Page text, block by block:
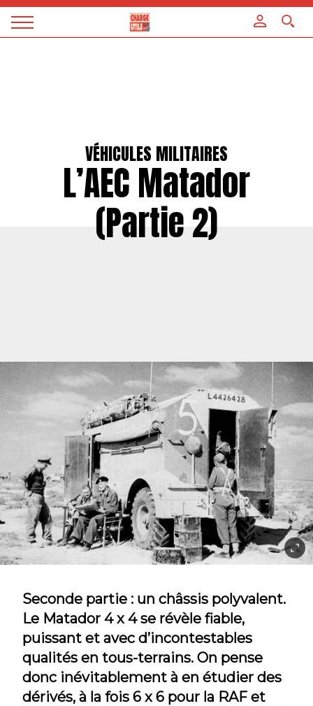
Magazine
VÉHICULES MILITAIRES
L’AEC Matador
(Partie 2)
Seconde partie : un châssis polyvalent.
Le Matador 4 x 4 se révèle fiable,
puissant et avec d’incontestables
qualités en tous-terrains. On pense
donc inévitablement à en étudier des
dérivés, à la fois 6 x 6 pour la RAF et
Panneau de gestion des cookies